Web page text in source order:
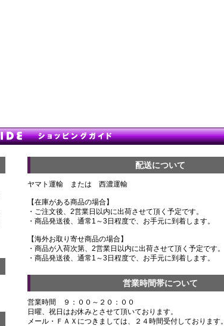
配送について
ヤマト運輸 または 西濃運輸
【在庫がある商品の場合】
・ご注文後、2営業日以内に出荷させて頂く予定です。
・商品発送後、通常1～3日程度で、お手元に到着します。
【海外お取り寄せ商品の場合】
・商品が入荷次第、2営業日以内に出荷させて頂く予定です。
・商品発送後、通常1～3日程度で、お手元に到着します。
営業時間帯について
営業時間 ９：００～２０：００
日曜、祝日はお休みとさせて頂いております。
メール・ＦＡＸにつきましては、２４時間受付しております。